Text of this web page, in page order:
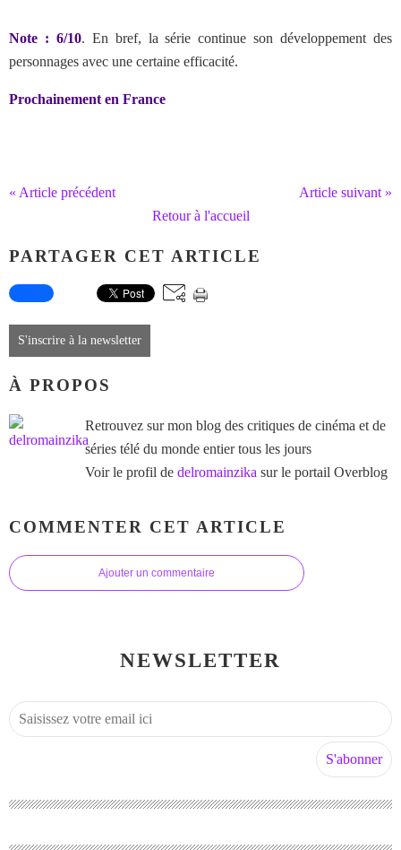
Note : 6/10. En bref, la série continue son développement des
personnages avec une certaine efficacité.
Prochainement en France
« Article précédent
Article suivant »
Retour à l'accueil
PARTAGER CET ARTICLE
S'inscrire à la newsletter
À PROPOS
Retrouvez sur mon blog des critiques de cinéma et de
séries télé du monde entier tous les jours
Voir le profil de delromainzika sur le portail Overblog
COMMENTER CET ARTICLE
Ajouter un commentaire
NEWSLETTER